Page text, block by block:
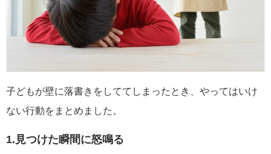
子どもが壁に落書きをしててしまったとき、やってはいけ
ない行動をまとめました。
1.見つけた瞬間に怒鳴る